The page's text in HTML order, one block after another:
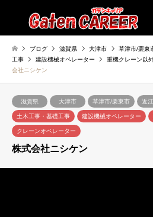
ブログ 滋賀県 大津市 草津市/栗東
工事
建設機械オペレーター 重機クレーン以
会社ニシケン
滋賀県 大津市 草津市/栗東市 近
土木工事・基礎工事 建設機械オペレーター
クレーンオペレーター
株式会社ニシケン